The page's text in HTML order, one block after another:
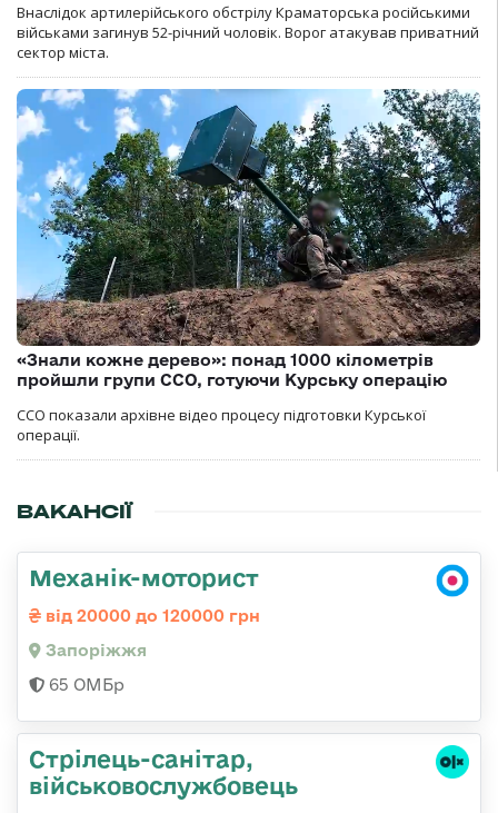
Внаслідок артилерійського обстрілу Краматорська російськими
військами загинув 52-річний чоловік. Ворог атакував приватний
сектор міста.
«Знали кожне дерево»: понад 1000 кілометрів
пройшли групи ССО, готуючи Курську операцію
ССО показали архівне відео процесу підготовки Курської
операції.
ВАКАНСІЇ
Механік-моторист
від 20000 до 120000 грн
Запоріжжя
65 ОМБр
Стрілець-санітар,
військовослужбовець